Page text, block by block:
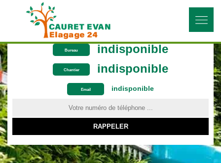
Bureau indisponible
Chantier indisponible
Email indisponible
ON VOUS RAPPELLE GRATUITEMENT